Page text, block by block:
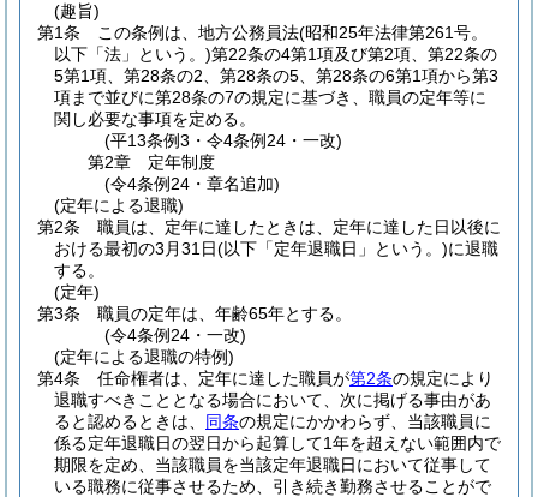
(趣旨)
第1条
この条例は、地方公務員法(昭和25年法律第261号。
以下「法」という。)第22条の4第1項及び第2項、第22条の
5第1項、第28条の2、第28条の5、第28条の6第1項から第3
項まで並びに第28条の7の規定に基づき、職員の定年等に
関し必要な事項を定める。
(平13条例3・令4条例24・一改)
第2章
定年制度
(令4条例24・章名追加)
(定年による退職)
第2条
職員は、定年に達したときは、定年に達した日以後に
おける最初の3月31日(以下「定年退職日」という。)に退職
する。
(定年)
第3条
職員の定年は、年齢65年とする。
(令4条例24・一改)
(定年による退職の特例)
第4条
任命権者は、定年に達した職員が第2条の規定により
退職すべきこととなる場合において、次に掲げる事由があ
ると認めるときは、 同条の規定にかかわらず、当該職員に
係る定年退職日の翌日から起算して1年を超えない範囲内で
期限を定め、当該職員を当該定年退職日において従事して
いる職務に従事させるため、引き続き勤務させることがで